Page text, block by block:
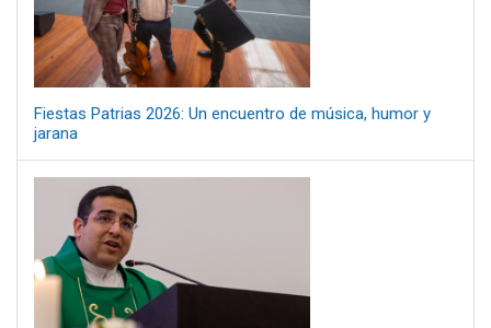
Fiestas Patrias 2026: Un encuentro de música, humor y
jarana